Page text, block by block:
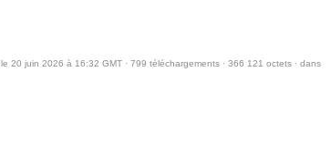
le 20 juin 2026 à 16:32 GMT · 799 téléchargements · 366 121 octets · dans